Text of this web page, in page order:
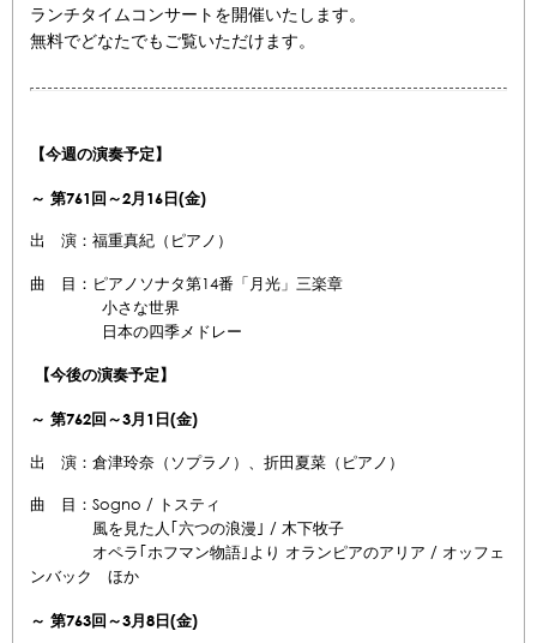
ランチタイムコンサートを開催いたします。
無料でどなたでもご覧いただけます。
【今週の演奏予定】
～ 第761回～2月16日(金)
出 演：福重真紀（ピアノ）
曲 目：ピアノソナタ第14番「月光」三楽章
小さな世界
日本の四季メドレー
【今後の演奏予定】
～ 第762回～3月1 日(金)
出 演：倉津玲奈（ソプラノ）、折田夏菜（ピアノ）
曲 目：Sogno / トスティ
風を見た人｢六つの浪漫｣ / 木下牧子
オペラ｢ホフマン物語｣より オランピアのアリア / オッフェ
ンバック ほか
～ 第763回～3月8日(金)